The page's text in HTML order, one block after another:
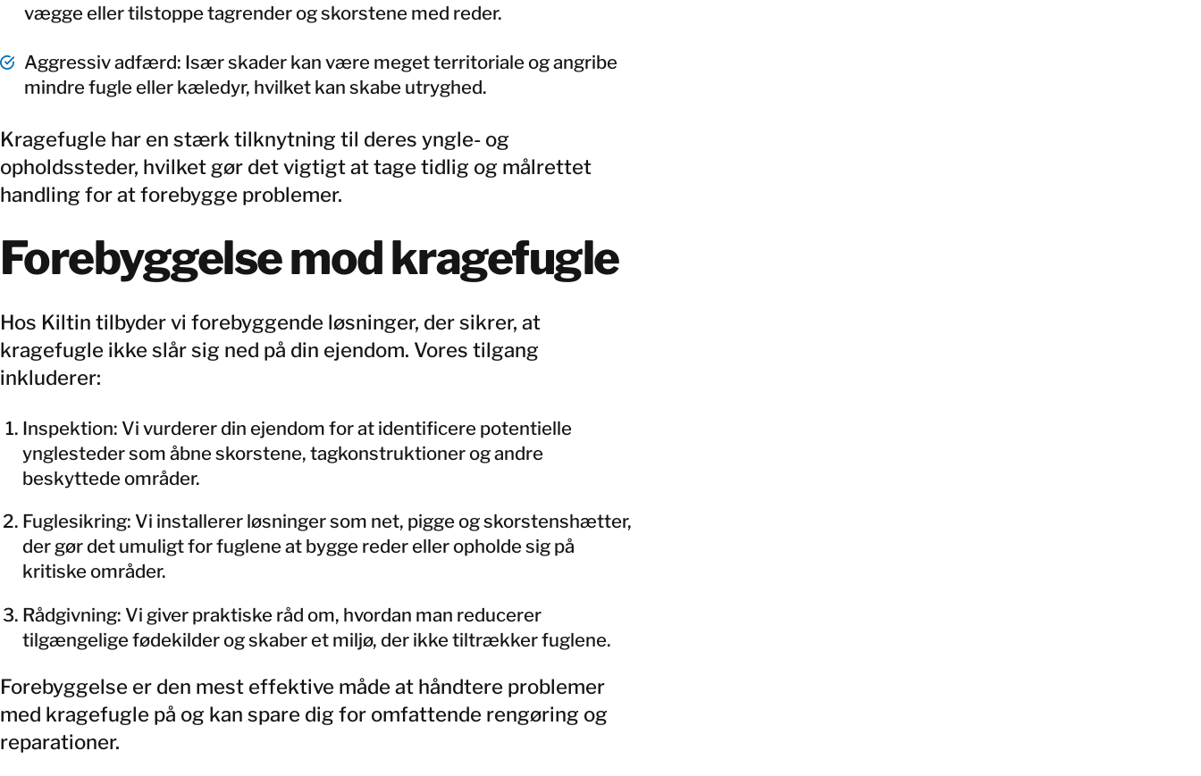
vægge eller tilstoppe tagrender og skorstene med reder.
Aggressiv adfærd: Især skader kan være meget territoriale og angribe
mindre fugle eller kæledyr, hvilket kan skabe utryghed.
Kragefugle har en stærk tilknytning til deres yngle- og
opholdssteder, hvilket gør det vigtigt at tage tidlig og målrettet
handling for at forebygge problemer.
Forebyggelse mod kragefugle
Hos Kiltin tilbyder vi forebyggende løsninger, der sikrer, at
kragefugle ikke slår sig ned på din ejendom. Vores tilgang
inkluderer:
Inspektion: Vi vurderer din ejendom for at identificere potentielle
ynglesteder som åbne skorstene, tagkonstruktioner og andre
beskyttede områder.
Fuglesikring: Vi installerer løsninger som net, pigge og skorstenshætter,
der gør det umuligt for fuglene at bygge reder eller opholde sig på
kritiske områder.
Rådgivning: Vi giver praktiske råd om, hvordan man reducerer
tilgængelige fødekilder og skaber et miljø, der ikke tiltrækker fuglene.
Forebyggelse er den mest effektive måde at håndtere problemer
med kragefugle på og kan spare dig for omfattende rengøring og
reparationer.